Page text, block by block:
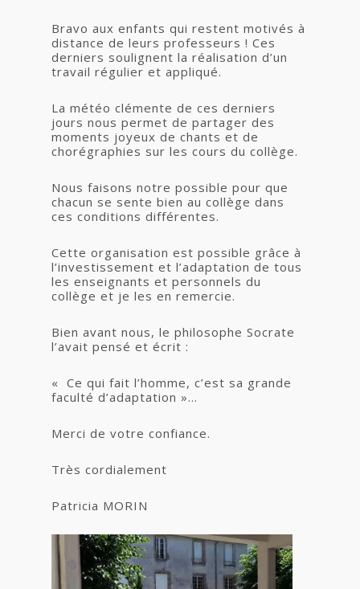
Bravo aux enfants qui restent motivés à
distance de leurs professeurs ! Ces
derniers soulignent la réalisation d’un
travail régulier et appliqué.
La météo clémente de ces derniers
jours nous permet de partager des
moments joyeux de chants et de
chorégraphies sur les cours du collège.
Nous faisons notre possible pour que
chacun se sente bien au collège dans
ces conditions différentes.
Cette organisation est possible grâce à
l’investissement et l’adaptation de tous
les enseignants et personnels du
collège et je les en remercie.
Bien avant nous, le philosophe Socrate
l’avait pensé et écrit :
« Ce qui fait l’homme, c’est sa grande
faculté d’adaptation »…
Merci de votre confiance.
Très cordialement
Patricia MORIN